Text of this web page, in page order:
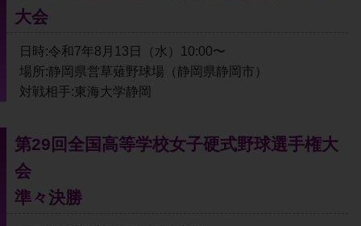
大会
日時:令和7年8月13日（水）10:00〜
場所:静岡県営草薙野球場（静岡県静岡市）
対戦相手:東海大学静岡
第29回全国高等学校女子硬式野球選手権大
会
準々決勝